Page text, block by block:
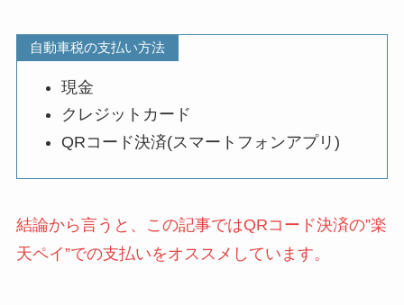
自動車税の支払い方法
現金
クレジットカード
QRコード決済(スマートフォンアプリ)
結論から言うと、この記事ではQRコード決済の”楽
天ペイ”での支払いをオススメしています。